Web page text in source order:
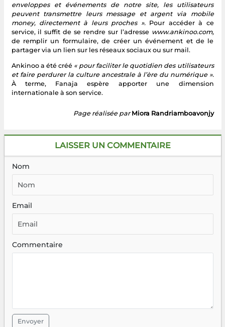
enveloppes et événements de notre site, les utilisateurs
peuvent transmettre leurs message et argent via mobile
money, directement à leurs proches ». Pour accéder à ce
service, il suffit de se rendre sur l’adresse www.ankinoo.com,
de remplir un formulaire, de créer un événement et de le
partager via un lien sur les réseaux sociaux ou sur mail.
Ankinoo a été créé « pour faciliter le quotidien des utilisateurs
et faire perdurer la culture ancestrale à l’ère du numérique ».
À terme, Fanaja espère apporter une dimension
internationale à son service.
Page réalisée par Miora Randriamboavonjy
LAISSER UN COMMENTAIRE
Nom
Email
Commentaire
Envoyer